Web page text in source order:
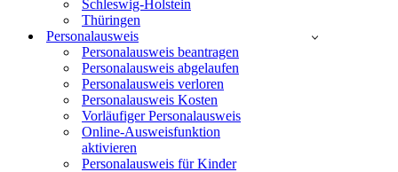
Schleswig-Holstein
Thüringen
Personalausweis
Personalausweis beantragen
Personalausweis abgelaufen
Personalausweis verloren
Personalausweis Kosten
Vorläufiger Personalausweis
Online-Ausweisfunktion
aktivieren
Personalausweis für Kinder